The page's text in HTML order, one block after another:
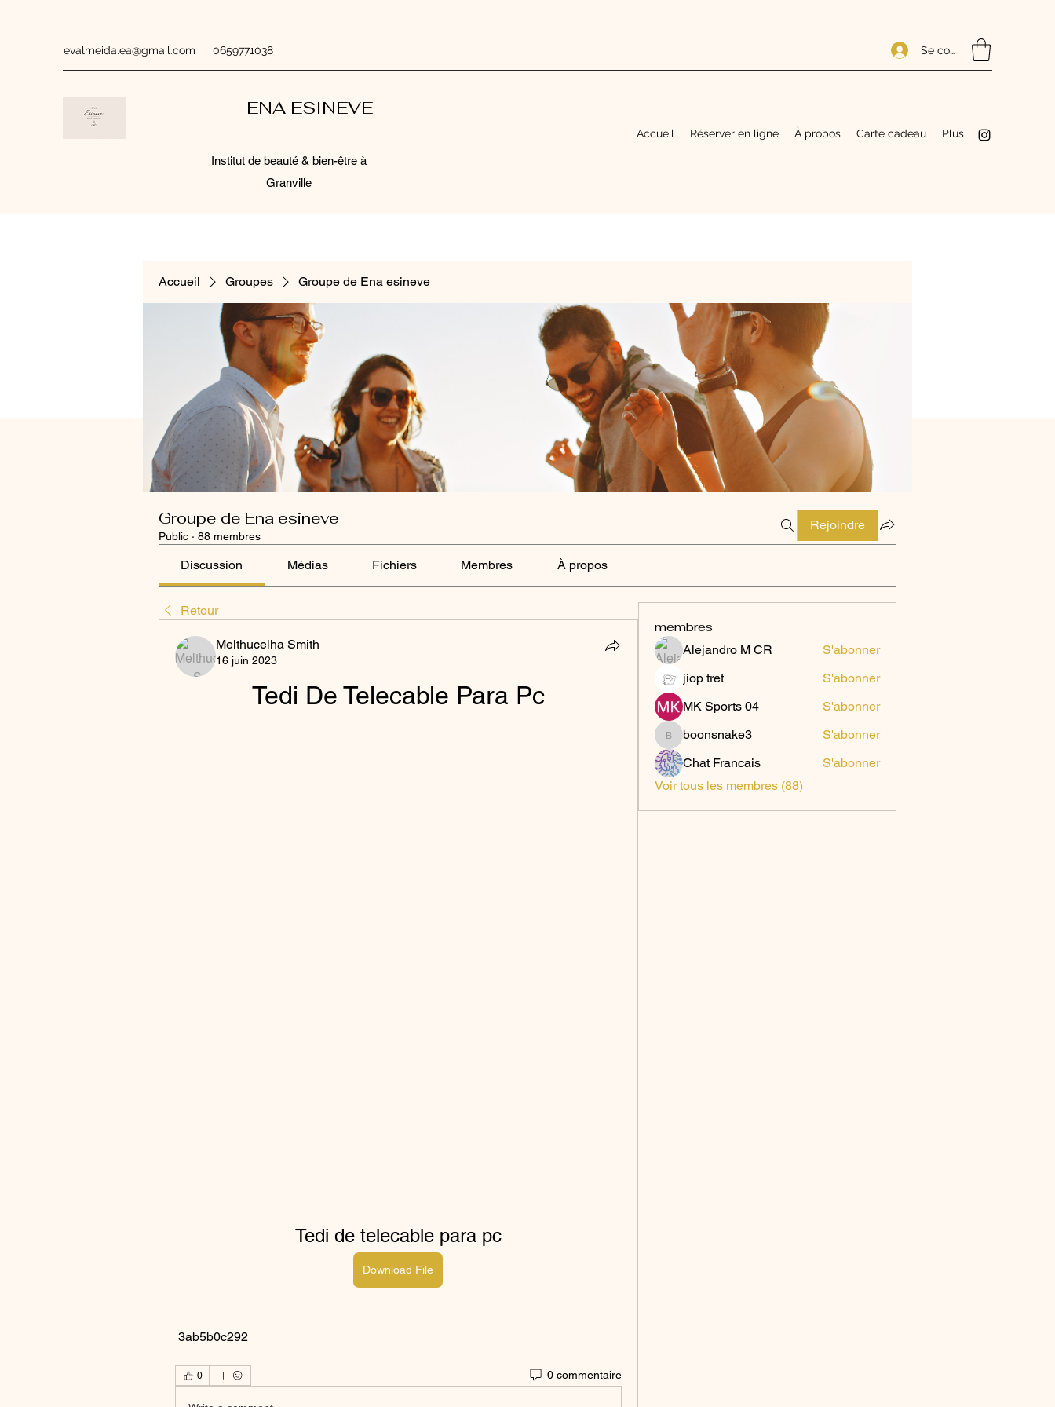
evalmeida.ea@gmail.com 0659771038 Se connecter
ENA ESINEVE
Accueil Réserver en ligne À propos Carte cadeau Plus
Institut de beauté & bien-être à
Granville
Accueil Groupes Groupe de Ena esineve
Groupe de Ena esineve
Public · 88 membres
Rejoindre
Discussion Médias Fichiers Membres À propos
Retour
Melthucelha Smith
16 juin 2023
Tedi De Telecable Para Pc
Tedi de telecable para pc
Download File
3ab5b0c292
0 0 commentaire
membres
Alejandro M CR
S'abonner
jiop tret
S'abonner
MK Sports 04
S'abonner
boonsnake3
boonsnake3
S'abonner
Chat Francais
S'abonner
Voir tous les membres (88)